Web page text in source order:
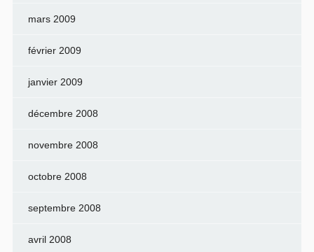
mars 2009
février 2009
janvier 2009
décembre 2008
novembre 2008
octobre 2008
septembre 2008
avril 2008